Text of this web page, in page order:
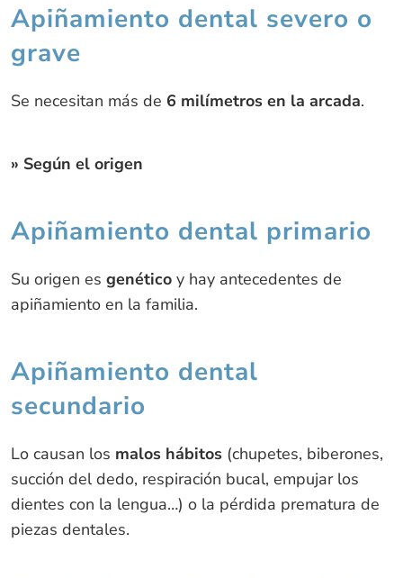
Apiñamiento dental severo o
grave
Se necesitan más de 6 milímetros en la arcada.
» Según el origen
Apiñamiento dental primario
Su origen es genético y hay antecedentes de
apiñamiento en la familia.
Apiñamiento dental
secundario
Lo causan los malos hábitos(chupetes, biberones,
succión del dedo, respiración bucal, empujar los
dientes con la lengua…) o la pérdida prematura de
piezas dentales.